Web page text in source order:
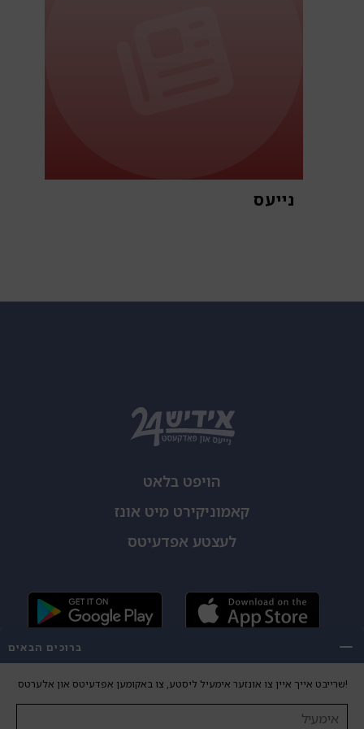
נייעס
הויפט בלאט
קאמוניקירט מיט אונז
לעצטע אפדעיטס
Copyright 2026 Yiddish24. All Rights Reserved.
ברוכים הבאים
שרייבט אייך איין צו אונזער אימעיל ליסטע, צו באקומען אפדעיטס און אלערטס!